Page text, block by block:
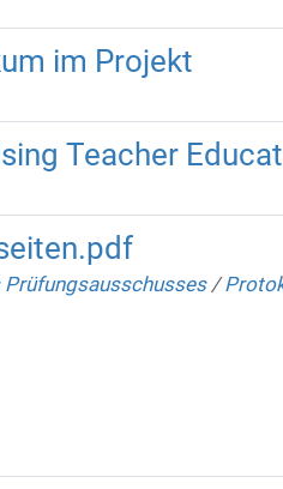
im Projekt
Teacher
/